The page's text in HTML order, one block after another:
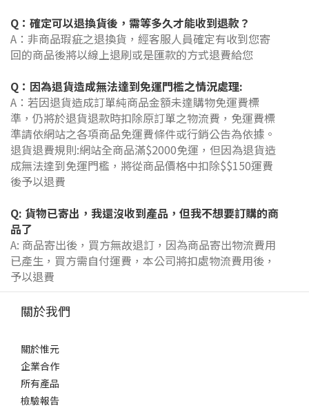
Q：確定可以退換貨後，需等多久才能收到退款？
A：非商品瑕疵之退換貨，經客服人員確定有收到您寄
回的商品後將以線上退刷或是匯款的方式退費給您
Q：因為退貨造成無法達到免運門檻之情況處理:
A：若因退貨造成訂單純商品金額未達購物免運費標
準，仍將於退貨退款時扣除原訂單之物流費，免運費標
準請依網站之各項商品免運費條件或行銷公告為依據。
退貨退費規則:網站全商品滿$2000免運，但因為退貨造
成無法達到免運門檻，將從商品價格中扣除$$150運費
後予以退費
Q: 貨物已寄出，我還沒收到產品，但我不想要訂購的商
品了
A: 商品寄出後，買方無故退訂，因為商品寄出物流費用
已產生，買方需自付運費，本公司將扣處物流費用後，
予以退費
關於我們
關於惟元
企業合作
所有產品
檢驗報告